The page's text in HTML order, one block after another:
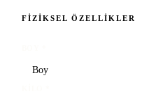
FIZIKSEL ÖZELLIKLER